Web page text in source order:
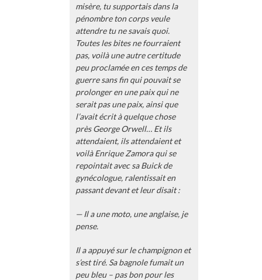
misère, tu supportais dans la
pénombre ton corps veule
attendre tu ne savais quoi.
Toutes les bites ne fourraient
pas, voilà une autre certitude
peu proclamée en ces temps de
guerre sans fin qui pouvait se
prolonger en une paix qui ne
serait pas une paix, ainsi que
l’avait écrit à quelque chose
près George Orwell… Et ils
attendaient, ils attendaient et
voilà Enrique Zamora qui se
repointait avec sa Buick de
gynécologue, ralentissait en
passant devant et leur disait :
— Il a une moto, une anglaise, je
pense.
Il a appuyé sur le champignon et
s’est tiré. Sa bagnole fumait un
peu bleu – pas bon pour les